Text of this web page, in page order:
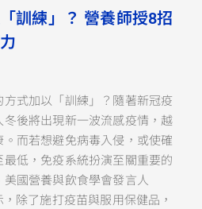
訓練」？ 營養師授8招
式加以「訓練」？隨著新冠疫
後將出現新一波流感疫情，越
而若想避免病毒入侵，或使確
低，免疫系統扮演至關重要的
國營養與飲食學會發言人
除了施打疫苗與服用保健品，